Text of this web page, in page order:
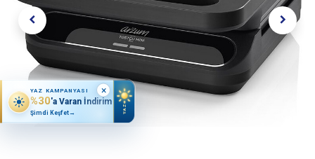
YAZ KAMPANYASI
%30'a Varan İndirim
Şimdi Keşfet→ YAZ
×